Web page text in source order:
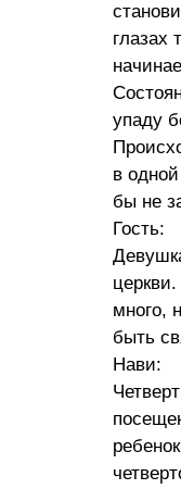
глазах
упаду
в
бы не
Гость:
много,
быть
Нави: